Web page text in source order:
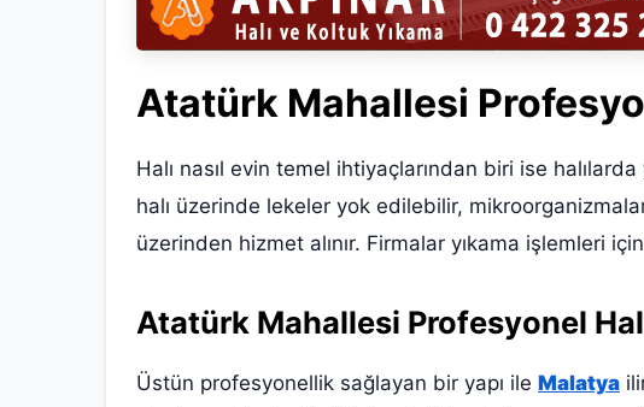
Atatürk Mahallesi
Halı nasıl evin temel ihtiyaçlarından biri ise
halı üzerinde lekeler yok edilebilir,
üzerinden hizmet alınır. Firmalar yıkama işlemleri
Atatürk Mahallesi Profesyonel
Üstün profesyonellik sağlayan bir yapı ile Malatya